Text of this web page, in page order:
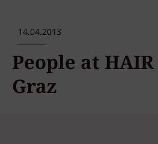
14.04.2013
People at
Graz